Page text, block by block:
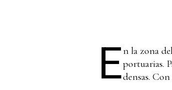
En la zona
portuarias.
densas.